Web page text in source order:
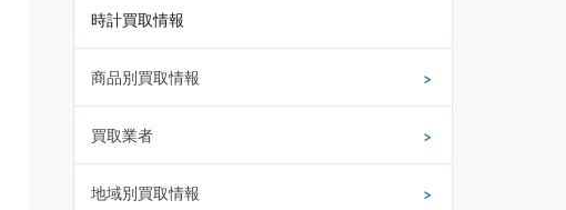
時計買取情報
商品別買取情報
買取業者
地域別買取情報